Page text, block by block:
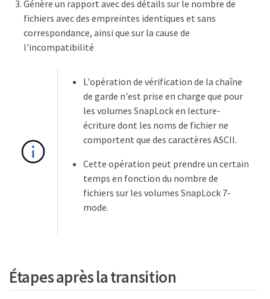
Génère un rapport avec des détails sur le nombre de
fichiers avec des empreintes identiques et sans
correspondance, ainsi que sur la cause de
l'incompatibilité
L'opération de vérification de la chaîne
de garde n'est prise en charge que pour
les volumes SnapLock en lecture-
écriture dont les noms de fichier ne
comportent que des caractères ASCII.
Cette opération peut prendre un certain
temps en fonction du nombre de
fichiers sur les volumes SnapLock 7-
mode.
Étapes après la transition